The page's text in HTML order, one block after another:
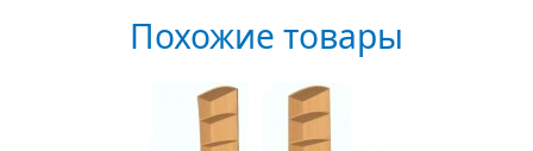
Похожие товары